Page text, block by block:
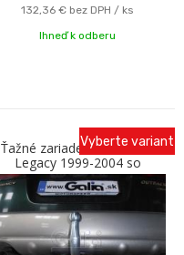
132,36 € bez DPH / ks
Ihneď k odberu
Ťažné zariadenie SUBARU
Legacy 1999-2004 so
skrutkovým odnímaním A
Galia
Vyberte variant